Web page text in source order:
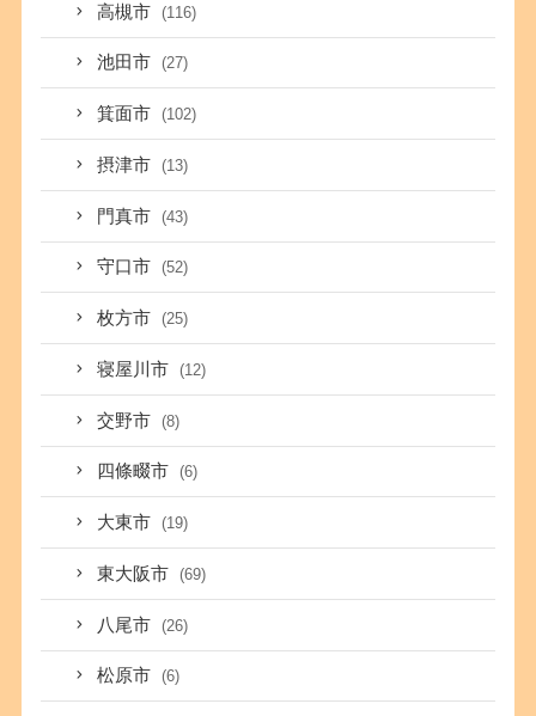
高槻市 (116)
池田市 (27)
箕面市 (102)
摂津市 (13)
門真市 (43)
守口市 (52)
枚方市 (25)
寝屋川市 (12)
交野市 (8)
四條畷市 (6)
大東市 (19)
東大阪市 (69)
八尾市 (26)
松原市 (6)